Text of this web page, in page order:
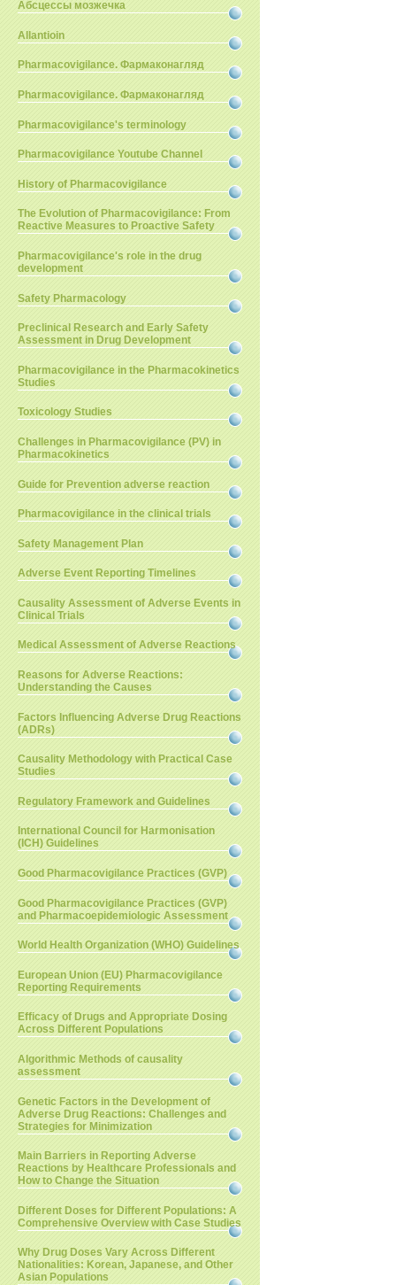
Абсцессы мозжечка
Allantioin
Pharmacovigilance. Фармаконагляд
Pharmacovigilance. Фармаконагляд
Pharmacovigilance's terminology
Pharmacovigilance Youtube Channel
History of Pharmacovigilance
The Evolution of Pharmacovigilance: From
Reactive Measures to Proactive Safety
Pharmacovigilance's role in the drug
development
Safety Pharmacology
Preclinical Research and Early Safety
Assessment in Drug Development
Pharmacovigilance in the Pharmacokinetics
Studies
Toxicology Studies
Challenges in Pharmacovigilance (PV) in
Pharmacokinetics
Guide for Prevention adverse reaction
Pharmacovigilance in the clinical trials
Safety Management Plan
Adverse Event Reporting Timelines
Causality Assessment of Adverse Events in
Clinical Trials
Medical Assessment of Adverse Reactions
Reasons for Adverse Reactions:
Understanding the Causes
Factors Influencing Adverse Drug Reactions
(ADRs)
Causality Methodology with Practical Case
Studies
Regulatory Framework and Guidelines
International Council for Harmonisation
(ICH) Guidelines
Good Pharmacovigilance Practices (GVP)
Good Pharmacovigilance Practices (GVP)
and Pharmacoepidemiologic Assessment
World Health Organization (WHO) Guidelines
European Union (EU) Pharmacovigilance
Reporting Requirements
Efficacy of Drugs and Appropriate Dosing
Across Different Populations
Algorithmic Methods of causality
assessment
Genetic Factors in the Development of
Adverse Drug Reactions: Challenges and
Strategies for Minimization
Main Barriers in Reporting Adverse
Reactions by Healthcare Professionals and
How to Change the Situation
Different Doses for Different Populations: A
Comprehensive Overview with Case Studies
Why Drug Doses Vary Across Different
Nationalities: Korean, Japanese, and Other
Asian Populations